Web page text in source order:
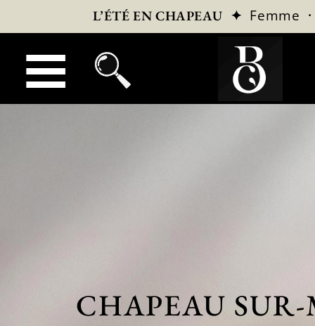
L’ÉTÉ EN CHAPEAU ✦ Femme
CHAPEAU SUR-